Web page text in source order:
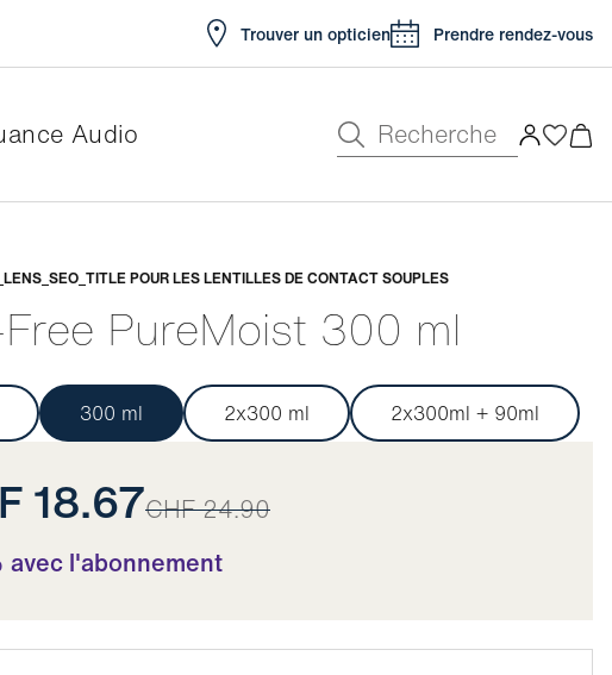
Trouver un opticien Prendre rendez-vous
Audio Recherche
POUR LES LENTILLES DE CONTACT SOUPLES
PureMoist 300 ml
300 ml 2x300 ml 2x300ml + 90ml
18.67CHF 24.90
l'abonnement